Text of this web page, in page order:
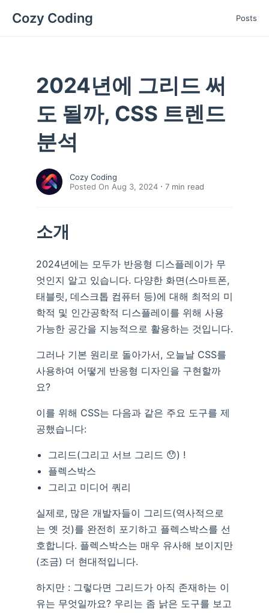
Cozy Coding Posts
2024년에 그리드 써
도 될까, CSS 트렌드
분석
Cozy Coding
Posted On Aug 3, 2024
7 min read
소개
2024년에는 모두가 반응형 디스플레이가 무
엇인지 알고 있습니다. 다양한 화면(스마트폰,
태블릿, 데스크톱 컴퓨터 등)에 대해 최적의 미
학적 및 인간공학적 디스플레이를 위해 사용
가능한 공간을 지능적으로 활용하는 것입니다.
그러나 기본 원리로 돌아가서, 오늘날 CSS를
사용하여 어떻게 반응형 디자인을 구현할까
요?
이를 위해 CSS는 다음과 같은 주요 도구를 제
공했습니다:
그리드(그리고 서브 그리드 😯) !
플렉스박스
그리고 미디어 쿼리
실제로, 많은 개발자들이 그리드(역사적으로
는 옛 것)를 완전히 포기하고 플렉스박스를 선
호합니다. 플렉스박스는 매우 유사해 보이지만
(조금) 더 현대적입니다.
하지만 : 그렇다면 그리드가 아직 존재하는 이
유는 무엇일까요? 우리는 좀 낡은 도구를 보고